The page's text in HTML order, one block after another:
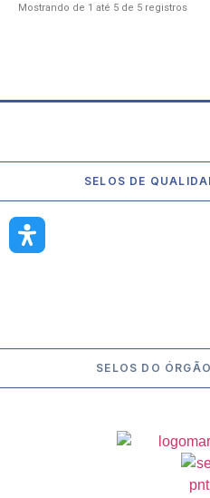
Mostrando de 1 até 5 de 5 registros
SELOS DE
SELOS DO